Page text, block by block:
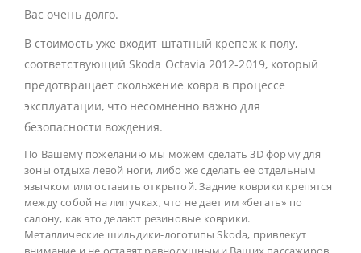
Вас очень долго.
В стоимость уже входит штатный крепеж к полу,
соответствующий Skoda Octavia 2012-2019, который
предотвращает скольжение ковра в процессе
эксплуатации, что несомненно важно для
безопасности вождения.
По Вашему пожеланию мы можем сделать 3D форму для
зоны отдыха левой ноги, либо же сделать ее отдельным
язычком или оставить открытой. Задние коврики крепятся
между собой на липучках, что не дает им «бегать» по
салону, как это делают резиновые коврики.
Металлические шильдики-логотипы Skoda, привлекут